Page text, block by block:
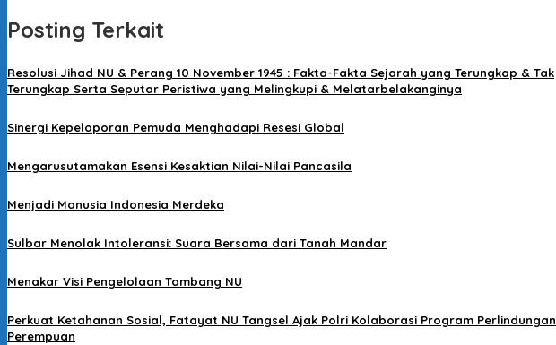
Posting Terkait
Resolusi Jihad NU & Perang 10 November 1945 : Fakta-Fakta Sejarah yang Terungkap & Tak
Terungkap Serta Seputar Peristiwa yang Melingkupi & Melatarbelakanginya
Sinergi Kepeloporan Pemuda Menghadapi Resesi Global
Mengarusutamakan Esensi Kesaktian Nilai-Nilai Pancasila
Menjadi Manusia Indonesia Merdeka
Sulbar Menolak Intoleransi: Suara Bersama dari Tanah Mandar
Menakar Visi Pengelolaan Tambang NU
Perkuat Ketahanan Sosial, Fatayat NU Tangsel Ajak Polri Kolaborasi Program Perlindungan
Perempuan